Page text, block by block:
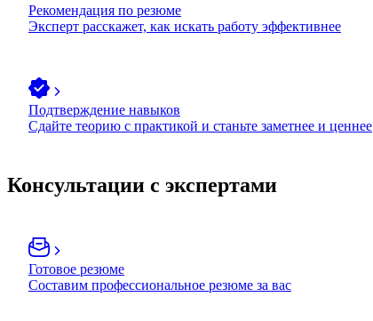
Рекомендация по резюме
Эксперт расскажет, как искать работу эффективнее
Подтверждение навыков
Сдайте теорию с практикой и станьте заметнее и ценнее
Консультации с экспертами
Готовое резюме
Составим профессиональное резюме за вас